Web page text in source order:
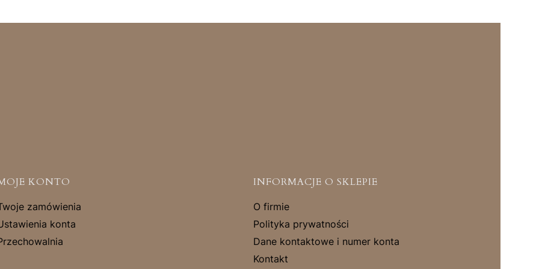
KONTO
zamówienia
konta
INFORMACJE O SKLEPIE
O firmie
Polityka prywatności
Dane kontaktowe i numer konta
Kontakt